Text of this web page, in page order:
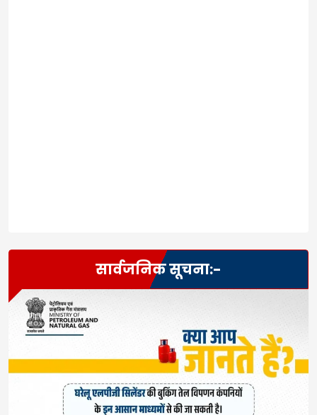
Leave a Reply
Your email address will not be published.Required
सार्वजनिक सूचना:-